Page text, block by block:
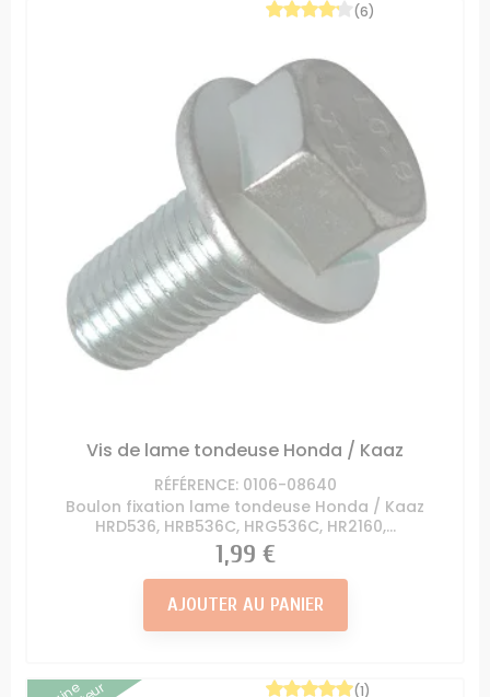
Vis de lame tondeuse Honda / Kaaz
RÉFÉRENCE: 0106-08640
Boulon fixation lame tondeuse Honda / Kaaz
HRD536, HRB536C, HRG536C, HR2160,...
(6)
Prix
1,99 €
AJOUTER AU PANIER
(1)